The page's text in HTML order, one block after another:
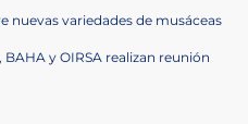
nuevas variedades de musáceas
y OIRSA realizan reunión